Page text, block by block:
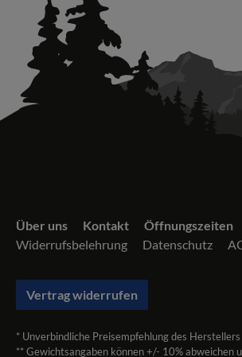
Über uns Kontakt Öffnungszeiten
Widerrufsbelehrung
Datenschutz
Vertrag widerrufen
* Unverbindliche Preisempfehlung des Herstellers
** Gewichtsangaben können +/- 10% abweichen